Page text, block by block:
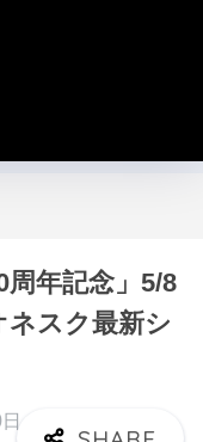
年記念」5/8
スク最新シ